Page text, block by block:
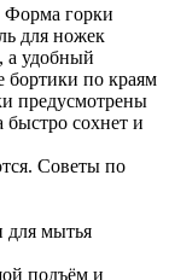
Форма горки
для ножек
а удобный
по краям
предусмотрены
быстро сохнет и
Советы по
для мытья
подъём и